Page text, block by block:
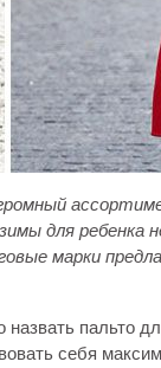
для ребенка
марки
пальто
себя